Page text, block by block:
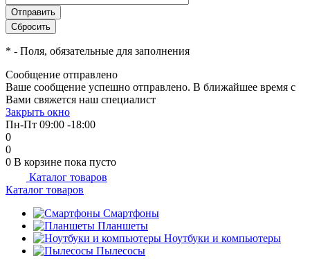
* - Поля, обязательные для заполнения
Сообщение отправлено
Ваше сообщение успешно отправлено. В ближайшее время с
Вами свяжется наш специалист
Закрыть окно
Пн-Пт 09:00 -18:00
0
0
0 В корзине пока пусто
Каталог товаров
Каталог товаров
Смартфоны
Планшеты
Ноутбуки и компьютеры
Пылесосы